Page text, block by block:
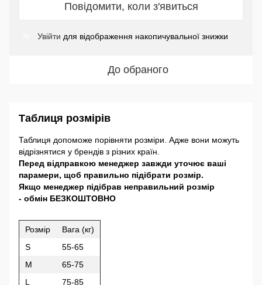
Повідомити, коли з'явиться
Увійти для відображення накопичувальної знижки
До обраного
Таблиця розмірів
Таблиця допоможе порівняти розміри. Адже вони можуть
відрізнятися у брендів з різних країн.
Перед відправкою менеджер завжди уточює ваші
парамери, щоб правильно підібрати розмір.
Якщо менеджер підібрав неправильний розмір
- обмін БЕЗКОШТОВНО
Розмір
Вага (кг)
S
55-65
M
65-75
L
75-85